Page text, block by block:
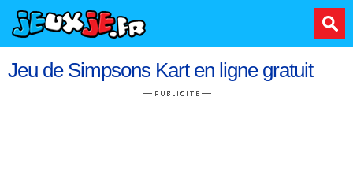
Jeu de Simpsons Kart en ligne gratuit